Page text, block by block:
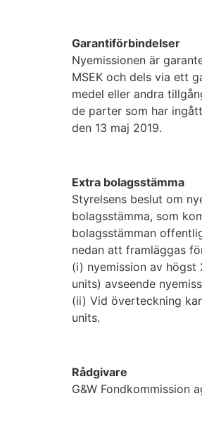
Garantiförbindelser
Nyemissionen är
MSEK och dels via ett
medel eller andra
de parter som har
den 13 maj 2019.
Extra bolagsstämma
Styrelsens beslut om
bolagsstämma, som
bolagsstämman
nedan att framläggas
(i) nyemission av högst
units) avseende
(ii) Vid överteckning
units.
Rådgivare
G&W Fondkommission